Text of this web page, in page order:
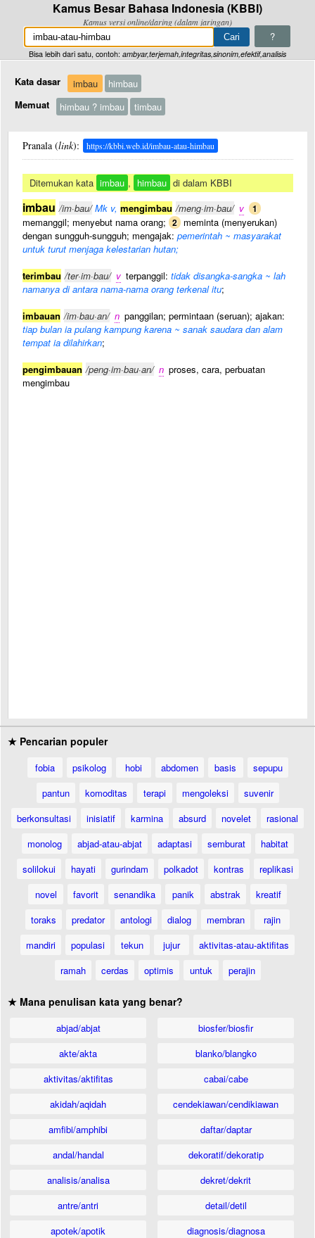
Kamus Besar Bahasa Indonesia (KBBI)
Kamus versi online/daring (dalam jaringan)
?
Bisa lebih dari satu, contoh: ambyar,terjemah,integritas,sinonim,efektif,analisis
Kata dasar imbau
himbau
Memuat
himbau ? imbau timbau
Pranala (link): https://kbbi.web.id/imbau-atau-himbau
Ditemukan kata imbau , himbau di dalam KBBI
imbau /im·bau/ Mk v, mengimbau /meng·im·bau/ v 1
memanggil; menyebut nama orang; 2 meminta (menyerukan)
dengan sungguh-sungguh; mengajak: pemerintah ~ masyarakat
untuk turut menjaga kelestarian hutan;
terimbau /ter·im·bau/ v terpanggil: tidak disangka-sangka ~ lah
namanya di antara nama-nama orang terkenal itu;
imbauan /im·bau·an/ n panggilan; permintaan (seruan); ajakan:
tiap bulan ia pulang kampung karena ~ sanak saudara dan alam
tempat ia dilahirkan;
pengimbauan /peng·im·bau·an/ n proses, cara, perbuatan
mengimbau
★ Pencarian populer
fobia psikolog hobi abdomen basis
sepupu
pantun
komoditas terapi mengoleksi
suvenir
berkonsultasi
inisiatif karmina absurd novelet
rasional
monolog
abjad-atau-abjat adaptasi semburat
habitat
solilokui
hayati gurindam polkadot kontras
replikasi
novel
favorit senandika panik abstrak
kreatif
toraks
predator antologi dialog membran
rajin
mandiri
populasi tekun jujur
aktivitas-atau-aktifitas
ramah
cerdas optimis untuk perajin
★ Mana penulisan kata yang benar?
abjad/abjat
akte/akta
aktivitas/aktifitas
akidah/aqidah
amfibi/amphibi
andal/handal
analisis/analisa
antre/antri
apotek/apotik
biosfer/biosfir
blanko/blangko
cabai/cabe
cendekiawan/cendikiawan
daftar/daptar
dekoratif/dekoratip
dekret/dekrit
detail/detil
diagnosis/diagnosa